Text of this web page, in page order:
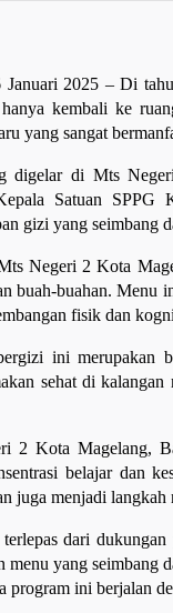
2025 – Di
kembali ke
yang sangat
digelar di Mts
Satuan SPPG
gizi yang seimbang
Negeri 2 Kota
buah-buahan.
fisik dan
ini merupakan
sehat di
2 Kota Magelang,
belajar dan
juga menjadi
dari
menu yang seimbang
program ini berjalan